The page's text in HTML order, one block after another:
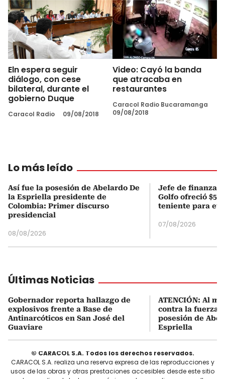
Eln espera seguir
diálogo, con cese
bilateral, durante el
gobierno Duque
Caracol Radio 09/08/2018
Video: Cayó la banda
que atracaba en
restaurantes
Caracol Radio Bucaramanga
09/08/2018
Lo más leído
Así fue la posesión de Abelardo De
la Espriella presidente de
Colombia: Primer discurso
presidencial
08/08/2026
Jefe de finanzas
Golfo ofreció
teniente para
07/08/2026
Últimas Noticias
Gobernador reporta hallazgo de
explosivos frente a Base de
Antinarcóticos en San José del
Guaviare
ATENCIÓN: Al
contra la fuerza
posesión de
Espriella
© CARACOL S.A. Todos los derechos reservados.
CARACOL S.A. realiza una reserva expresa de las reproducciones y
usos de las obras y otras prestaciones accesibles desde este sitio